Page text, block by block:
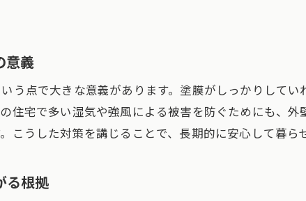
外壁塗装が将来の売却時に有利になる理由
外壁塗装で安心の資産管理を実現するポイ
意義
う点で大きな意義があります。塗膜がしっかりして
住宅で多い湿気や強風による被害を防ぐためにも、
こうした対策を講じることで、長期的に安心して暮ら
る根拠